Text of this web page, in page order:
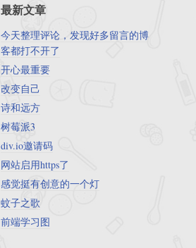
最新文章
今天整理评论，发现好多留言的博
客都打不开了
开心最重要
改变自己
诗和远方
树莓派3
div.io邀请码
网站启用https了
感觉挺有创意的一个灯
蚊子之歌
前端学习图